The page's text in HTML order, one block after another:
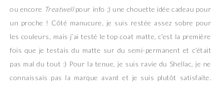
ou encore Treatwellpour info ;) une chouette idée cadeau pour
un proche ! Côté manucure, je suis restée assez sobre pour
les couleurs, mais j’ai testé le top coat matte, c’est la première
fois que je testais du matte sur du semi-permanent et c’était
pas mal du tout :) Pour la tenue, je suis ravie du Shellac, je ne
connaissais pas la marque avant et je suis plutôt satisfaite.